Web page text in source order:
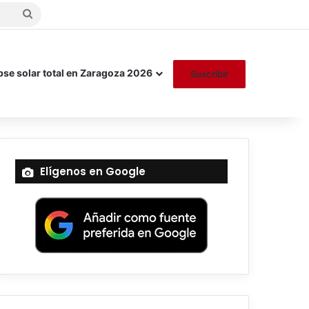
solar total en Zaragoza 2026 Suscribir
Elígenos en Google